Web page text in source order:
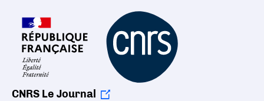
CNRS Le Journal